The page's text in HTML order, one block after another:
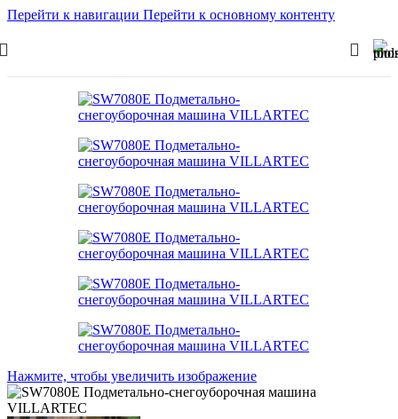
Перейти к навигации Перейти к основному контенту
Нажмите, чтобы увеличить изображение